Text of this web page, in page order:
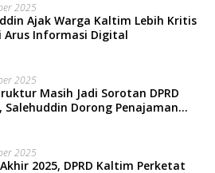
2025
Ajak Warga Kaltim Lebih Kritis
Arus Informasi Digital
2025
Masih Jadi Sorotan DPRD
Salehuddin Dorong Penajaman
2025
2025, DPRD Kaltim Perketat